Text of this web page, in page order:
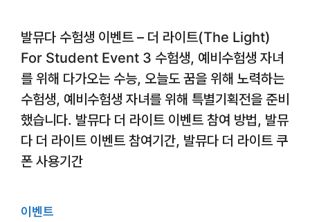
발뮤다 수험생 이벤트 – 더 라이트(The Light)
For Student Event 3 수험생, 예비수험생 자녀
를 위해 다가오는 수능, 오늘도 꿈을 위해 노력하는
수험생, 예비수험생 자녀를 위해 특별기획전을 준비
했습니다. 발뮤다 더 라이트 이벤트 참여 방법, 발뮤
다 더 라이트 이벤트 참여기간, 발뮤다 더 라이트 쿠
폰 사용기간
이벤트